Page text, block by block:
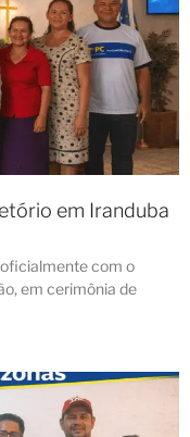
em Iranduba
com o
em cerimônia de